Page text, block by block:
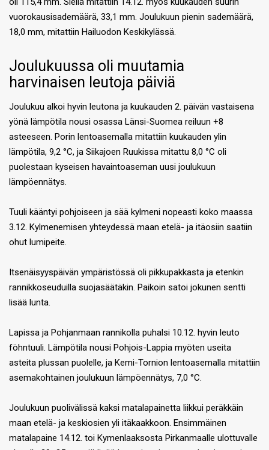
vuorokausisademäärä, 33,1 mm. Joulukuun pienin sademäärä,
18,0 mm, mitattiin Hailuodon Keskikylässä.
Joulukuussa oli muutamia
harvinaisen leutoja päiviä
Joulukuu alkoi hyvin leutona ja kuukauden 2. päivän vastaisena
yönä lämpötila nousi osassa Länsi-Suomea reiluun +8
asteeseen. Porin lentoasemalla mitattiin kuukauden ylin
lämpötila, 9,2 °C, ja Siikajoen Ruukissa mitattu 8,0 °C oli
puolestaan kyseisen havaintoaseman uusi joulukuun
lämpöennätys.
Tuuli kääntyi pohjoiseen ja sää kylmeni nopeasti koko maassa
3.12. Kylmenemisen yhteydessä maan etelä- ja itäosiin saatiin
ohut lumipeite.
Itsenäisyyspäivän ympäristössä oli pikkupakkasta ja etenkin
rannikkoseuduilla suojasäätäkin. Paikoin satoi jokunen sentti
lisää lunta.
Lapissa ja Pohjanmaan rannikolla puhalsi 10.12. hyvin leuto
föhntuuli. Lämpötila nousi Pohjois-Lappia myöten useita
asteita plussan puolelle, ja Kemi-Tornion lentoasemalla mitattiin
asemakohtainen joulukuun lämpöennätys, 7,0 °C.
Joulukuun puolivälissä kaksi matalapainetta liikkui peräkkäin
maan etelä- ja keskiosien yli itäkaakkoon. Ensimmäinen
matalapaine 14.12. toi Kymenlaaksosta Pirkanmaalle ulottuvalle